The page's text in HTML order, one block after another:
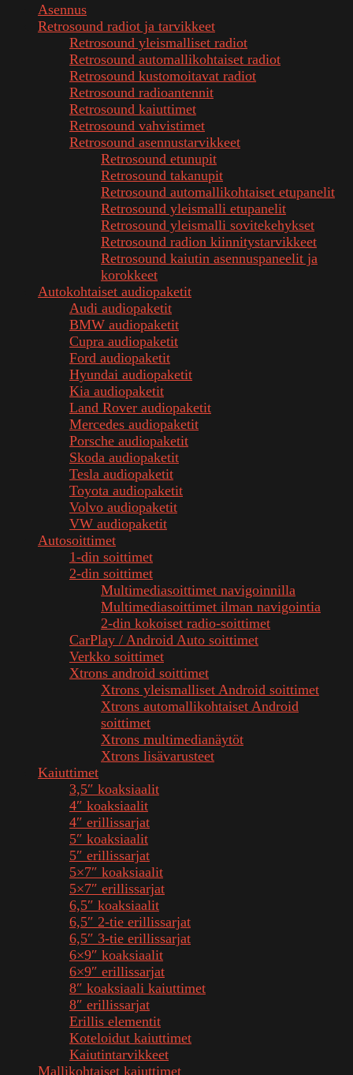
Asennus
Retrosound radiot ja tarvikkeet
Retrosound yleismalliset radiot
Retrosound automallikohtaiset radiot
Retrosound kustomoitavat radiot
Retrosound radioantennit
Retrosound kaiuttimet
Retrosound vahvistimet
Retrosound asennustarvikkeet
Retrosound etunupit
Retrosound takanupit
Retrosound automallikohtaiset etupanelit
Retrosound yleismalli etupanelit
Retrosound yleismalli sovitekehykset
Retrosound radion kiinnitystarvikkeet
Retrosound kaiutin asennuspaneelit ja
korokkeet
Autokohtaiset audiopaketit
Audi audiopaketit
BMW audiopaketit
Cupra audiopaketit
Ford audiopaketit
Hyundai audiopaketit
Kia audiopaketit
Land Rover audiopaketit
Mercedes audiopaketit
Porsche audiopaketit
Skoda audiopaketit
Tesla audiopaketit
Toyota audiopaketit
Volvo audiopaketit
VW audiopaketit
Autosoittimet
1-din soittimet
2-din soittimet
Multimediasoittimet navigoinnilla
Multimediasoittimet ilman navigointia
2-din kokoiset radio-soittimet
CarPlay / Android Auto soittimet
Verkko soittimet
Xtrons android soittimet
Xtrons yleismalliset Android soittimet
Xtrons automallikohtaiset Android
soittimet
Xtrons multimedianäytöt
Xtrons lisävarusteet
Kaiuttimet
3,5″ koaksiaalit
4″ koaksiaalit
4″ erillissarjat
5″ koaksiaalit
5″ erillissarjat
5×7″ koaksiaalit
5×7″ erillissarjat
6,5″ koaksiaalit
6,5″ 2-tie erillissarjat
6,5″ 3-tie erillissarjat
6×9″ koaksiaalit
6×9″ erillissarjat
8″ koaksiaali kaiuttimet
8″ erillissarjat
Erillis elementit
Koteloidut kaiuttimet
Kaiutintarvikkeet
Mallikohtaiset kaiuttimet